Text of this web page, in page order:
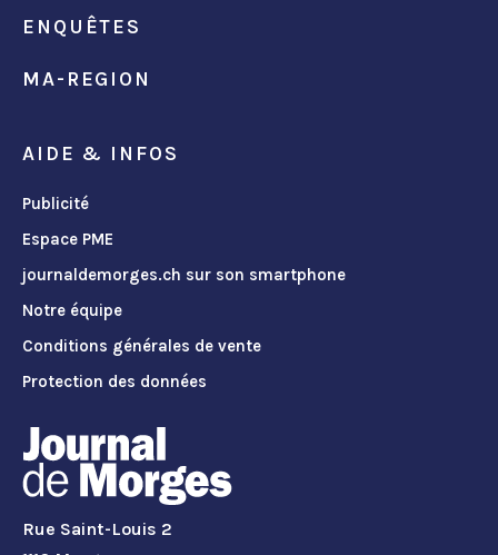
ENQUÊTES
MA-REGION
AIDE & INFOS
Publicité
Espace PME
journaldemorges.ch sur son smartphone
Notre équipe
Conditions générales de vente
Protection des données
Rue Saint-Louis 2